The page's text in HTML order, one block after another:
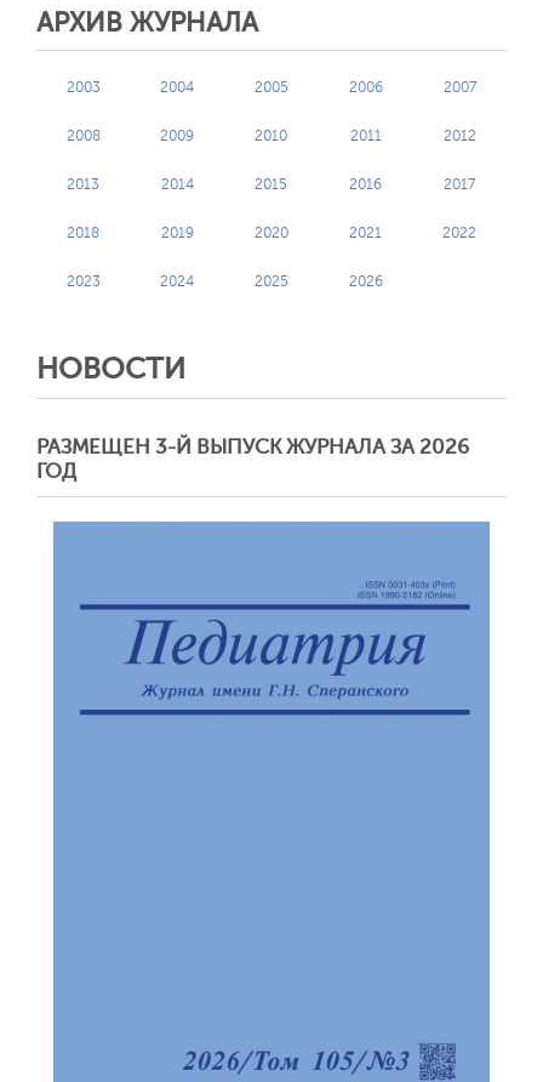
АРХИВ ЖУРНАЛА
2003 2004 2005 2006 2007
2008 2009 2010 2011 2012
2013 2014 2015 2016 2017
2018 2019 2020 2021 2022
2023 2024 2025 2026
НОВОСТИ
РАЗМЕЩЕН 3-Й ВЫПУСК ЖУРНАЛА ЗА 2026
ГОД